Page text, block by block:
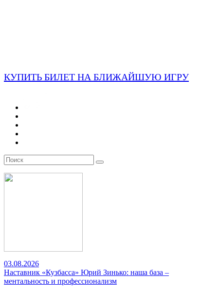
КУПИТЬ БИЛЕТ НА БЛИЖАЙШУЮ ИГРУ
03.08.2026
Наставник «Кузбасса» Юрий Зинько: наша база –
ментальность и профессионализм